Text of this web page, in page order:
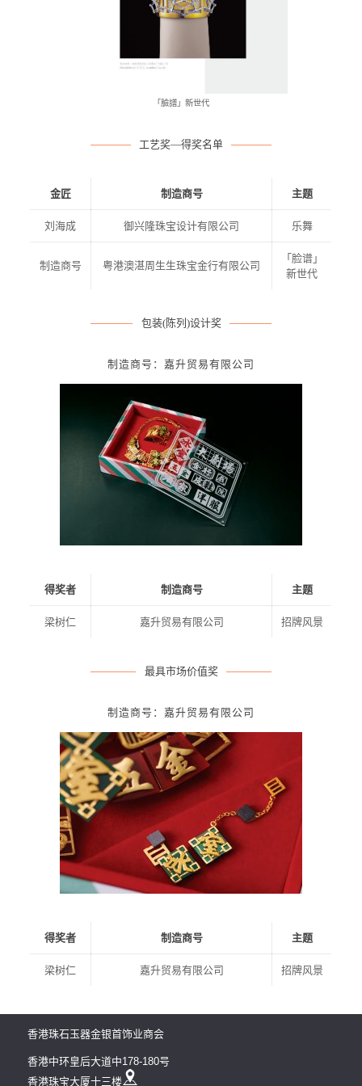
「臉譜」新世代
工艺奖—得奖名单
金匠 制造商号 主题
刘海成 御兴隆珠宝设计有限公司 乐舞
制造商号 粤港澳湛周生生珠宝金行有限公司
「脸谱」
新世代
包装(陈列)设计奖
制造商号：嘉升贸易有限公司
得奖者 制造商号 主题
梁树仁 嘉升贸易有限公司 招牌风景
最具市场价值奖
制造商号：嘉升贸易有限公司
得奖者 制造商号 主题
梁树仁 嘉升贸易有限公司 招牌风景
香港珠石玉器金银首饰业商会
香港中环皇后大道中178-180号
香港珠宝大厦十三楼